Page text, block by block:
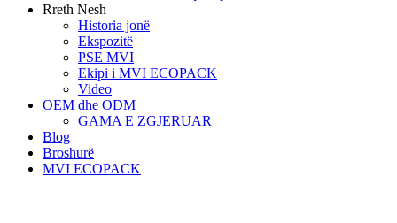
Rreth Nesh
Historia jonë
Ekspozitë
PSE MVI
Ekipi i MVI ECOPACK
Video
OEM dhe ODM
GAMA E ZGJERUAR
Blog
Broshurë
MVI ECOPACK